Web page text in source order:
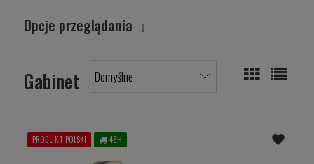
Opcje przeglądania
Gabinet
PRODUKT POLSKI 48H